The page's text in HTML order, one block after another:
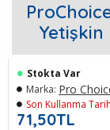
71,50TL
Stokta Var
Marka: Pro
Son Kullanma